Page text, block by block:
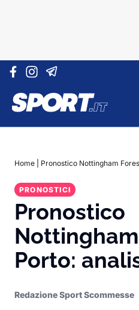
Vai al contenuto
Home Pronostico Nottingham
PRONOSTICI
Pronostico
Porto:
Redazione Sport Scommesse